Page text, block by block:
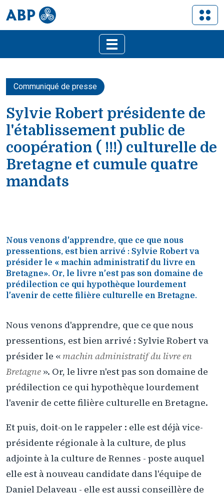
Communiqué de presse
Sylvie Robert présidente de
l'établissement public de
coopération ( !!!) culturelle de
Bretagne et cumule quatre
mandats
Nous venons d'apprendre, que ce que nous
pressentions, est bien arrivé : Sylvie Robert va
présider le « machin administratif du livre en
Bretagne». Or, le livre n'est pas son domaine de
prédilection ce qui hypothèque lourdement
l'avenir de cette filière culturelle en Bretagne.
Nous venons d'apprendre, que ce que nous
pressentions, est bien arrivé : Sylvie Robert va
présider le « machin administratif du livre en
Bretagne ». Or, le livre n'est pas son domaine de
prédilection ce qui hypothèque lourdement
l'avenir de cette filière culturelle en Bretagne.
Et puis, doit-on le rappeler : elle est déjà vice-
présidente régionale à la culture, de plus
adjointe à la culture de Rennes - poste auquel
elle est à nouveau candidate dans l'équipe de
Daniel Delaveau - elle est aussi conseillère de